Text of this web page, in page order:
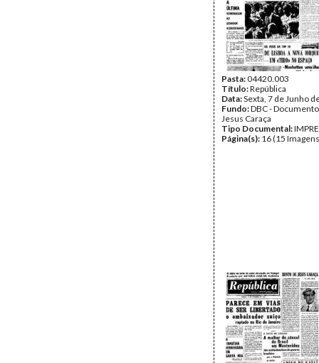
Pasta:04420.003
Título:República
Data:Sexta, 7 de Junho
Fundo:DBC -
Jesus Caraça
Tipo Documental:
Página(s): 16 (15